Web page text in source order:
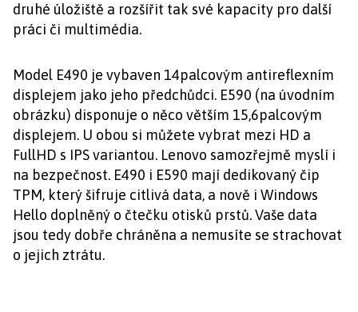
druhé úložiště a rozšířit tak své kapacity pro další
práci či multimédia.
Model E490 je vybaven 14palcovým antireflexním
displejem jako jeho předchůdci. E590 (na úvodním
obrázku) disponuje o něco větším 15,6palcovým
displejem. U obou si můžete vybrat mezi HD a
FullHD s IPS variantou. Lenovo samozřejmě myslí i
na bezpečnost. E490 i E590 mají dedikovaný čip
TPM, který šifruje citlivá data, a nově i Windows
Hello doplněný o čtečku otisků prstů. Vaše data
jsou tedy dobře chráněna a nemusíte se strachovat
o jejich ztrátu.